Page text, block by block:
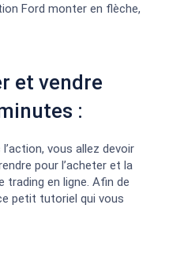
Ford monter en flèche,
et vendre
:
vous allez devoir
pour l’acheter et la
en ligne. Afin de
petit tutoriel qui vous